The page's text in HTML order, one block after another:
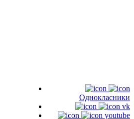
Однокласники
vk
youtube